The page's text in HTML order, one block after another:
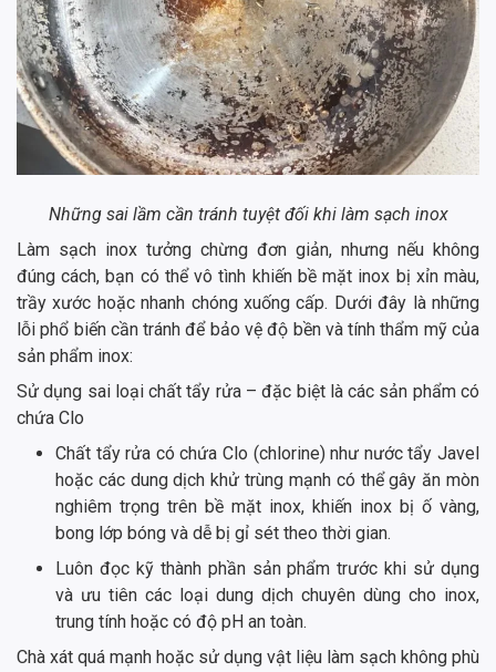
Những sai lầm cần tránh tuyệt đối khi làm sạch inox
Làm sạch inox tưởng chừng đơn giản, nhưng nếu không
đúng cách, bạn có thể vô tình khiến bề mặt inox bị xỉn màu,
trầy xước hoặc nhanh chóng xuống cấp. Dưới đây là những
lỗi phổ biến cần tránh để bảo vệ độ bền và tính thẩm mỹ của
sản phẩm inox:
Sử dụng sai loại chất tẩy rửa – đặc biệt là các sản phẩm có
chứa Clo
Chất tẩy rửa có chứa Clo (chlorine) như nước tẩy Javel
hoặc các dung dịch khử trùng mạnh có thể gây ăn mòn
nghiêm trọng trên bề mặt inox, khiến inox bị ố vàng,
bong lớp bóng và dễ bị gỉ sét theo thời gian.
Luôn đọc kỹ thành phần sản phẩm trước khi sử dụng
và ưu tiên các loại dung dịch chuyên dùng cho inox,
trung tính hoặc có độ pH an toàn.
Chà xát quá mạnh hoặc sử dụng vật liệu làm sạch không phù